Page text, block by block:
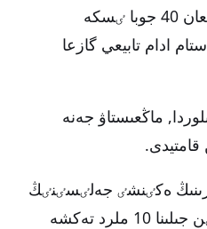
مينيسترلٸكتٸڭ اتاپ ٶتۋٸنشە, بيىل ەل بويىنشا گازداندىرۋعا باعىتتالعان 40 جوبا ٸسكە
10 ەلدٸ مەكەندە 32 مىڭنان استام ادام تابيعي گازعا
ماڭعىستاۋ جەنە
ەكٸنشٸ جەلٸسٸنٸڭ
بٸرٸنشٸ كەزەڭٸنٸڭ قۇرىلىسى جالعاسىپ جاتىر. جىل سوڭىنا دەيٸن جىلىنا 10 ملرد تەكشە